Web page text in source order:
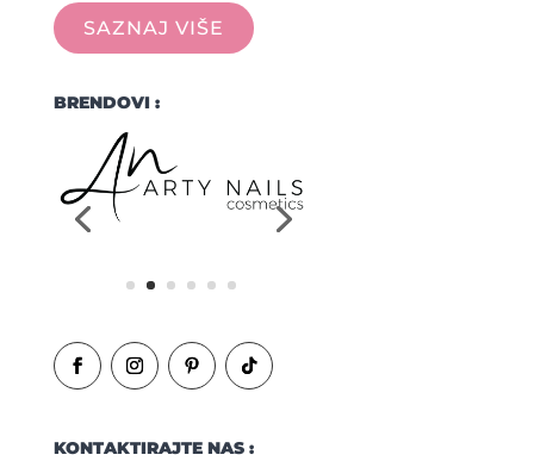
SAZNAJ VIŠE
BRENDOVI :
KONTAKTIRAJTE NAS :